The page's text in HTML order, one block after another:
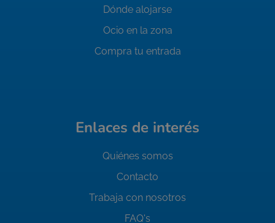
Dónde alojarse
Ocio en la zona
Compra tu entrada
Enlaces de interés
Quiénes somos
Contacto
Trabaja con nosotros
FAQ's